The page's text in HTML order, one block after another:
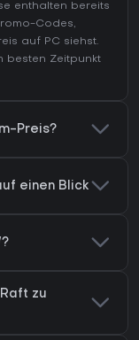
enthalten bereits
Codes,
auf PC siehst.
besten Zeitpunkt
Preis?
einen Blick
zu